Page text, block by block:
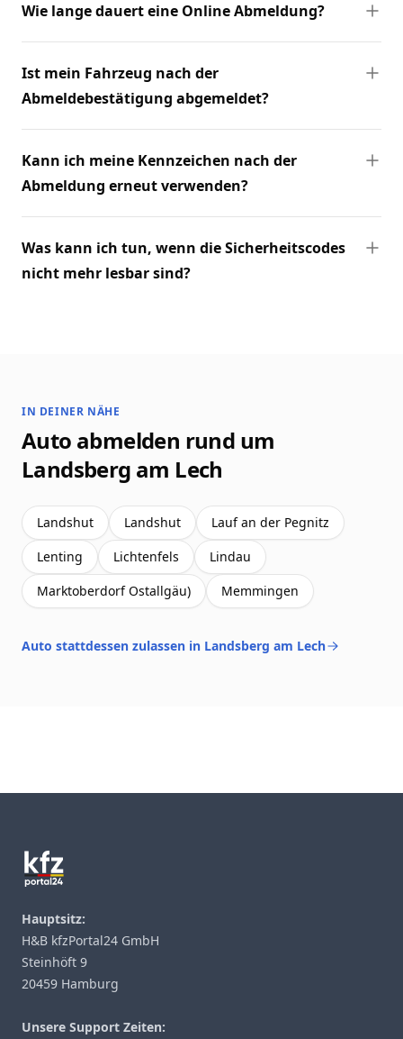
Wie lange dauert eine Online Abmeldung?
Ist mein Fahrzeug nach der
Abmeldebestätigung abgemeldet?
Kann ich meine Kennzeichen nach der
Abmeldung erneut verwenden?
Was kann ich tun, wenn die Sicherheitscodes
nicht mehr lesbar sind?
IN DEINER NÄHE
Auto abmelden rund um
Landsberg am Lech
Landshut Landshut
Lauf an der Pegnitz
Lenting
Lichtenfels
Lindau
Marktoberdorf Ostallgäu)
Memmingen
Auto stattdessen zulassen in Landsberg am Lech
Hauptsitz:
H&B kfzPortal24 GmbH
Steinhöft 9
20459 Hamburg
Unsere Support Zeiten: